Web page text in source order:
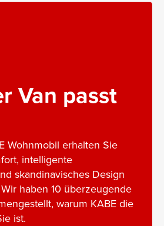
Van passt
Wohnmobil erhalten Sie
intelligente
skandinavisches Design
haben 10 überzeugende
warum KABE die
ist.